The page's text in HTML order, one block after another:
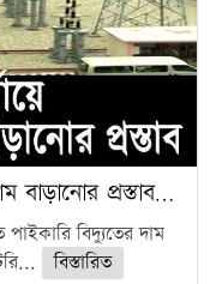
বাড়ানোর প্রস্তাব…
বিদ্যুতের দাম
বিস্তারিত